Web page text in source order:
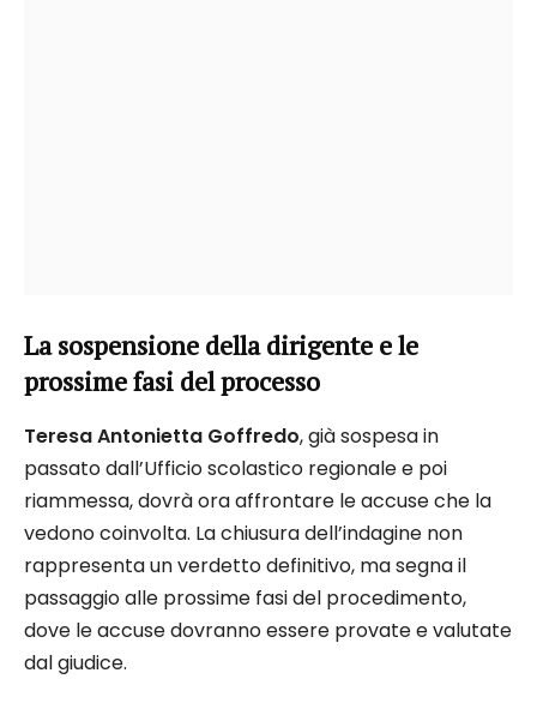
La sospensione della dirigente e le
prossime fasi del processo
Teresa Antonietta Goffredo, già sospesa in
passato dall’Ufficio scolastico regionale e poi
riammessa, dovrà ora affrontare le accuse che la
vedono coinvolta. La chiusura dell’indagine non
rappresenta un verdetto definitivo, ma segna il
passaggio alle prossime fasi del procedimento,
dove le accuse dovranno essere provate e valutate
dal giudice.